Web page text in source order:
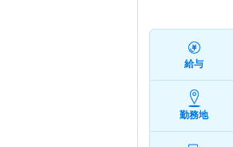
給与
勤務地